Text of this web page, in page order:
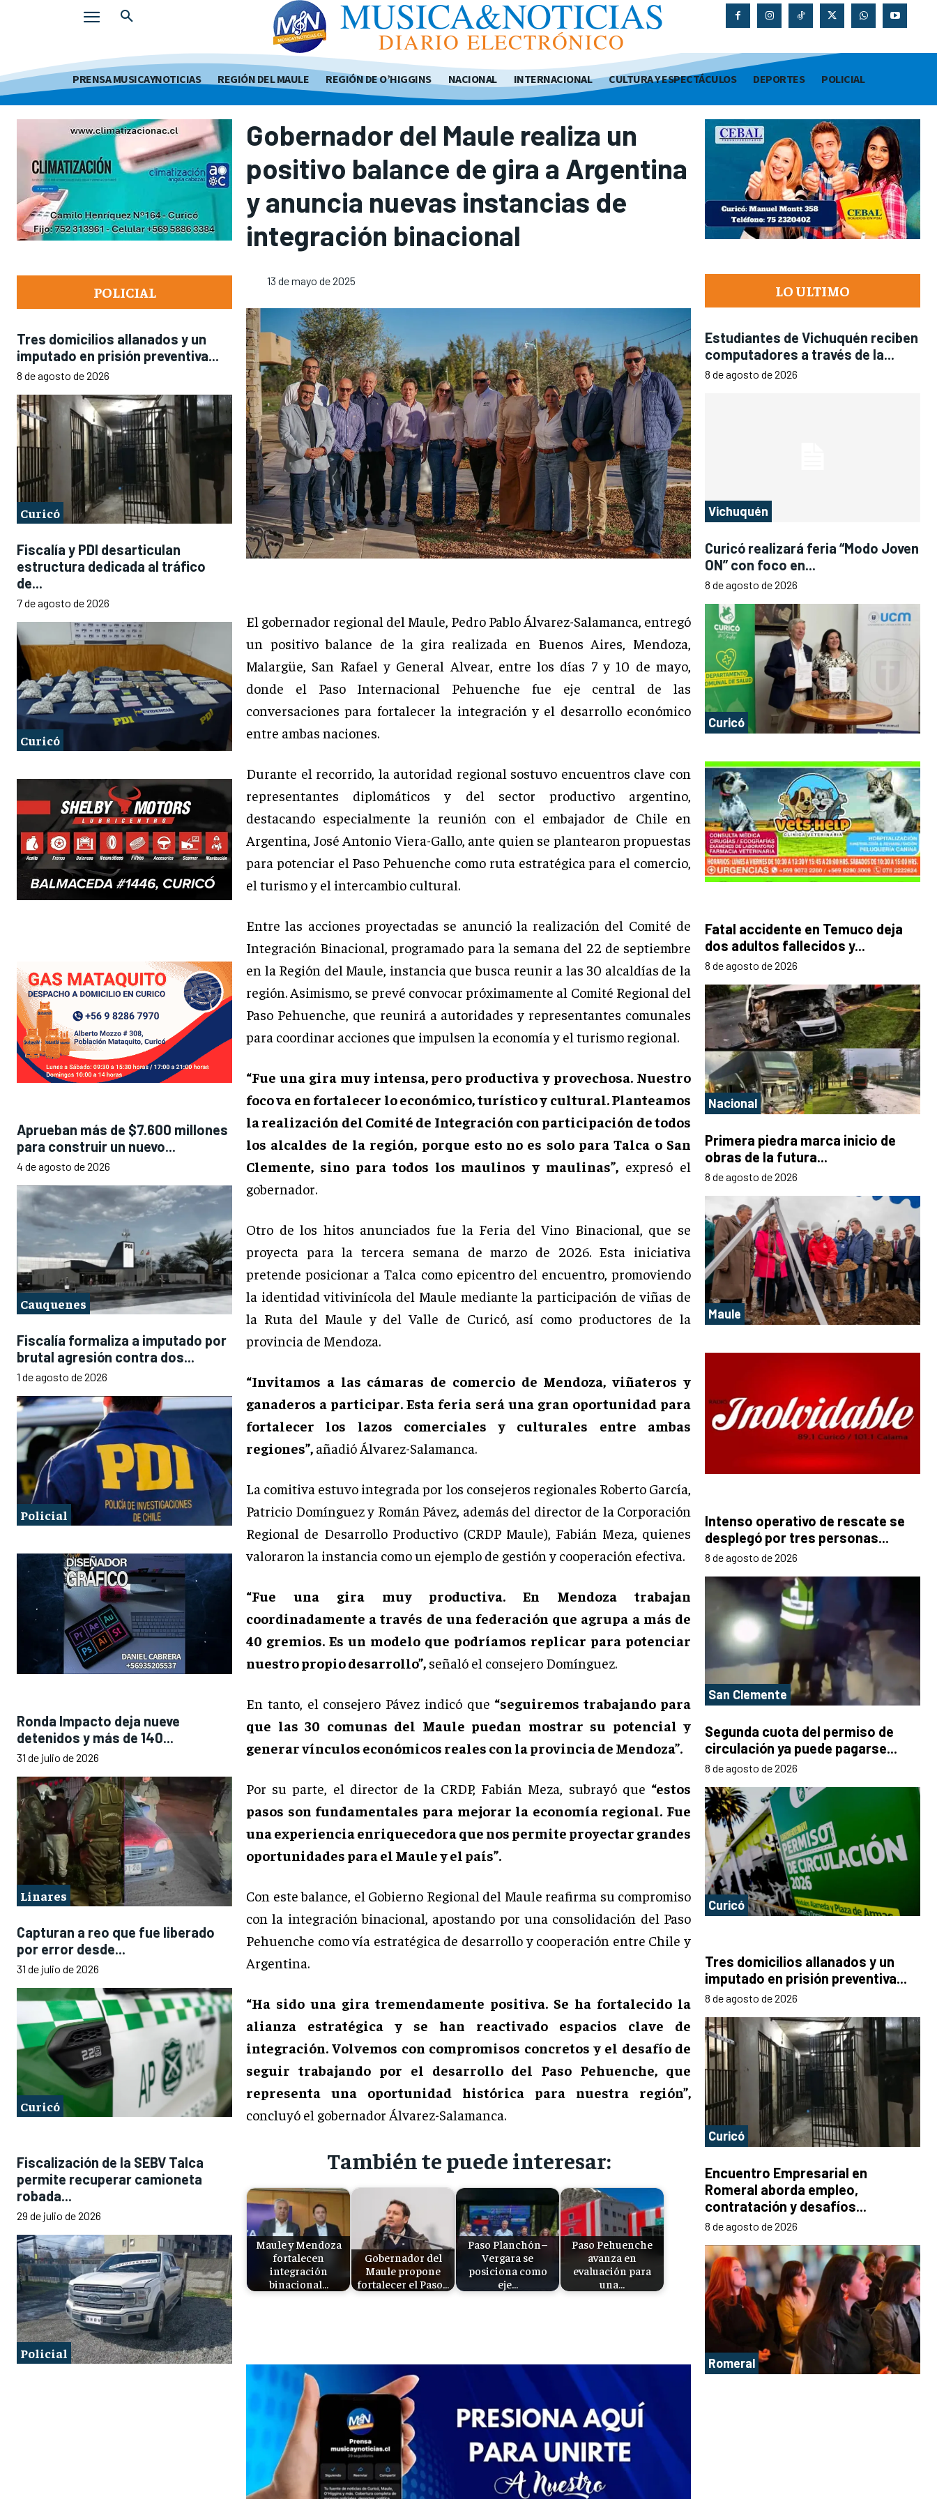
MUSICA&NOTICIAS
DIARIO ELECTRÓNICO
PRENSA MUSICAYNOTICIAS REGIÓN DEL MAULE REGIÓN DE O’HIGGINS NACIONAL INTERNACIONAL CULTURA Y ESPECTÁCULOS DEPORTES POLICIAL
POLICIAL
Tres domicilios allanados y un
imputado en prisión preventiva...
8 de agosto de 2026
Curicó
Fiscalía y PDI desarticulan
estructura dedicada al tráfico
de...
7 de agosto de 2026
Curicó
Aprueban más de $7.600 millones
para construir un nuevo...
4 de agosto de 2026
Cauquenes
Fiscalía formaliza a imputado por
brutal agresión contra dos...
1 de agosto de 2026
Policial
Ronda Impacto deja nueve
detenidos y más de 140...
31 de julio de 2026
Linares
Capturan a reo que fue liberado
por error desde...
31 de julio de 2026
Curicó
Fiscalización de la SEBV Talca
permite recuperar camioneta
robada...
29 de julio de 2026
Policial
Gobernador del Maule realiza un
positivo balance de gira a Argentina
y anuncia nuevas instancias de
integración binacional
13 de mayo de 2025
El gobernador regional del Maule, Pedro Pablo Álvarez-Salamanca, entregó
un positivo balance de la gira realizada en Buenos Aires, Mendoza,
Malargüe, San Rafael y General Alvear, entre los días 7 y 10 de mayo,
donde el Paso Internacional Pehuenche fue eje central de las
conversaciones para fortalecer la integración y el desarrollo económico
entre ambas naciones.
Durante el recorrido, la autoridad regional sostuvo encuentros clave con
representantes diplomáticos y del sector productivo argentino,
destacando especialmente la reunión con el embajador de Chile en
Argentina, José Antonio Viera-Gallo, ante quien se plantearon propuestas
para potenciar el Paso Pehuenche como ruta estratégica para el comercio,
el turismo y el intercambio cultural.
Entre las acciones proyectadas se anunció la realización del Comité de
Integración Binacional, programado para la semana del 22 de septiembre
en la Región del Maule, instancia que busca reunir a las 30 alcaldías de la
región. Asimismo, se prevé convocar próximamente al Comité Regional del
Paso Pehuenche, que reunirá a autoridades y representantes comunales
para coordinar acciones que impulsen la economía y el turismo regional.
“Fue una gira muy intensa, pero productiva y provechosa. Nuestro
foco va en fortalecer lo económico, turístico y cultural. Planteamos
la realización del Comité de Integración con participación de todos
los alcaldes de la región, porque esto no es solo para Talca o San
Clemente, sino para todos los maulinos y maulinas”, expresó el
gobernador.
Otro de los hitos anunciados fue la Feria del Vino Binacional, que se
proyecta para la tercera semana de marzo de 2026. Esta iniciativa
pretende posicionar a Talca como epicentro del encuentro, promoviendo
la identidad vitivinícola del Maule mediante la participación de viñas de
la Ruta del Maule y del Valle de Curicó, así como productores de la
provincia de Mendoza.
“Invitamos a las cámaras de comercio de Mendoza, viñateros y
ganaderos a participar. Esta feria será una gran oportunidad para
fortalecer los lazos comerciales y culturales entre ambas
regiones”, añadió Álvarez-Salamanca.
La comitiva estuvo integrada por los consejeros regionales Roberto García,
Patricio Domínguez y Román Pávez, además del director de la Corporación
Regional de Desarrollo Productivo (CRDP Maule), Fabián Meza, quienes
valoraron la instancia como un ejemplo de gestión y cooperación efectiva.
“Fue una gira muy productiva. En Mendoza trabajan
coordinadamente a través de una federación que agrupa a más de
40 gremios. Es un modelo que podríamos replicar para potenciar
nuestro propio desarrollo”, señaló el consejero Domínguez.
En tanto, el consejero Pávez indicó que “seguiremos trabajando para
que las 30 comunas del Maule puedan mostrar su potencial y
generar vínculos económicos reales con la provincia de Mendoza”.
Por su parte, el director de la CRDP, Fabián Meza, subrayó que “estos
pasos son fundamentales para mejorar la economía regional. Fue
una experiencia enriquecedora que nos permite proyectar grandes
oportunidades para el Maule y el país”.
Con este balance, el Gobierno Regional del Maule reafirma su compromiso
con la integración binacional, apostando por una consolidación del Paso
Pehuenche como vía estratégica de desarrollo y cooperación entre Chile y
Argentina.
“Ha sido una gira tremendamente positiva. Se ha fortalecido la
alianza estratégica y se han reactivado espacios clave de
integración. Volvemos con compromisos concretos y el desafío de
seguir trabajando por el desarrollo del Paso Pehuenche, que
representa una oportunidad histórica para nuestra región”,
concluyó el gobernador Álvarez-Salamanca.
También te puede interesar:
Maule y Mendoza
fortalecen
integración
binacional…
Gobernador del
Maule propone
fortalecer el Paso…
Paso Planchón–
Vergara se
posiciona como
eje…
Paso Pehuenche
avanza en
evaluación para
una…
LO ULTIMO
Estudiantes de Vichuquén reciben
computadores a través de la...
8 de agosto de 2026
Vichuquén
Curicó realizará feria “Modo Joven
ON” con foco en...
8 de agosto de 2026
Curicó
Fatal accidente en Temuco deja
dos adultos fallecidos y...
8 de agosto de 2026
Nacional
Primera piedra marca inicio de
obras de la futura...
8 de agosto de 2026
Maule
Intenso operativo de rescate se
desplegó por tres personas...
8 de agosto de 2026
San Clemente
Segunda cuota del permiso de
circulación ya puede pagarse...
8 de agosto de 2026
Curicó
Tres domicilios allanados y un
imputado en prisión preventiva...
8 de agosto de 2026
Curicó
Encuentro Empresarial en
Romeral aborda empleo,
contratación y desafíos...
8 de agosto de 2026
Romeral